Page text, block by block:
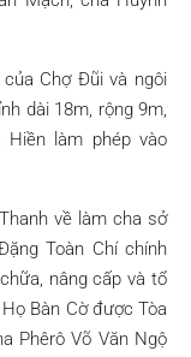
Chợ Đũi và ngôi
dài 18m, rộng 9m,
Hiền làm phép vào
về làm cha sở
Toàn Chí chính
nâng cấp và tổ
Bàn Cờ được Tòa
Phêrô Võ Văn Ngộ